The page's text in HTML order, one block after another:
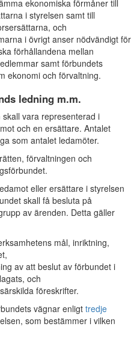
ekonomiska förmåner till
i styrelsen samt till
och
i övrigt anser nödvändigt för
förhållandena mellan
samt förbundets
ekonomi och förvaltning.
ledning m.m.
vara representerad i
och en ersättare. Antalet
som antalet ledamöter.
förvaltningen och
eller ersättare i styrelsen
skall få besluta på
av ärenden. Detta gäller
mål, inriktning,
av att beslut av förbundet i
och
föreskrifter.
vägnar enligt tredje
som bestämmer i vilken